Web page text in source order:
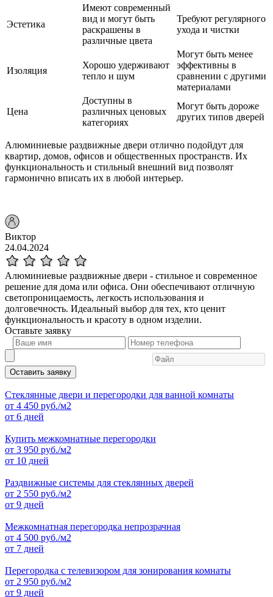
Эстетика
Имеют современный
вид и могут быть
раскрашены в
различные цвета
Требуют регулярного
ухода и чистки
Изоляция
Хорошо удерживают
тепло и шум
Могут быть менее
эффективны в
сравнении с другими
материалами
Цена
Доступны в
различных ценовых
категориях
Могут быть дороже
других типов дверей
Алюминиевые раздвижные двери отлично подойдут для
квартир, домов, офисов и общественных пространств. Их
функциональность и стильный внешний вид позволят
гармонично вписать их в любой интерьер.
Виктор
24.04.2024
Алюминиевые раздвижные двери - стильное и современное
решение для дома или офиса. Они обеспечивают отличную
светопроницаемость, легкость использования и
долговечность. Идеальный выбор для тех, кто ценит
функциональность и красоту в одном изделии.
Оставьте заявку
Оставить заявку
Стеклянные двери и перегородки для ванной комнаты
от 4 450 руб./м2
от 6 дней
Купить межкомнатные перегородки
от 3 950 руб./м2
от 10 дней
Раздвижные системы для стеклянных дверей
от 2 550 руб./м2
от 9 дней
Межкомнатная перегородка непрозрачная
от 4 500 руб./м2
от 7 дней
Перегородка с телевизором для зонирования комнаты
от 2 950 руб./м2
от 9 дней